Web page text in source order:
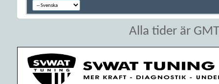
Alla tider är